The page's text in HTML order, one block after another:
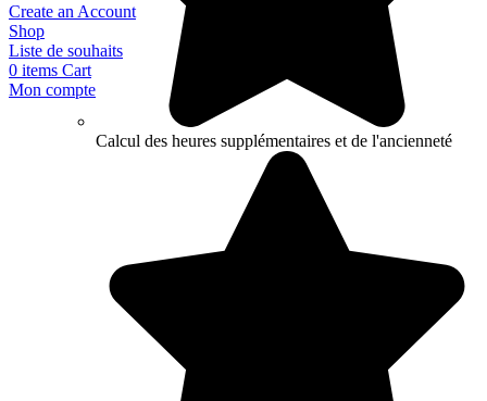
Calcul des heures supplémentaires et de l'ancienneté
Create an Account
Shop
Liste de souhaits
0 items Cart
Mon compte